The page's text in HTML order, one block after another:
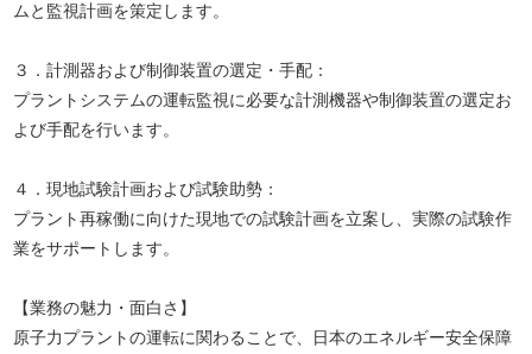
ムと監視計画を策定します。
３．計測器および制御装置の選定・手配：
プラントシステムの運転監視に必要な計測機器や制御装置の選定お
よび手配を行います。
４．現地試験計画および試験助勢：
プラント再稼働に向けた現地での試験計画を立案し、実際の試験作
業をサポートします。
【業務の魅力・面白さ】
原子力プラントの運転に関わることで、日本のエネルギー安全保障